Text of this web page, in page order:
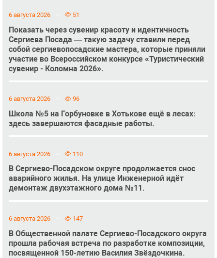
6 августа 2026 51
Показать через сувенир красоту и идентичность
Сергиева Посада — такую задачу ставили перед
собой сергиевопосадские мастера, которые приняли
участие во Всероссийском конкурсе «Туристический
сувенир - Коломна 2026».
6 августа 2026 96
Школа №5 на Горбуновке в Хотькове ещё в лесах:
здесь завершаются фасадные работы.
6 августа 2026 110
В Сергиево-Посадском округе продолжается снос
аварийного жилья. На улице Инженерной идёт
демонтаж двухэтажного дома №11.
6 августа 2026 147
В Общественной палате Сергиево-Посадского округа
прошла рабочая встреча по разработке композиции,
посвященной 150-летию Василия Звёздочкина.